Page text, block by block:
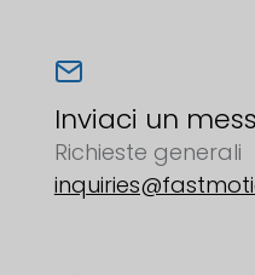
Inviaci un
Richieste generali